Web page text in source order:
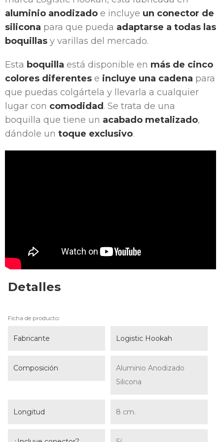
aluminio anodizado e incluye un conector de
silicona para que pueda adaptarse a todas las
boquillas y varillas del mercado.
Esta boquilla está disponible en más de cinco
colores diferentes e incluye una cadena para
que puedas colgártela y llevarla a cualquier
lugar con comodidad . Se trata de una
boquilla que tiene un acabado metalizado,
dándole un toque exclusivo.
Detalles
Ficha de producto:
Fabricante Logistic Hookah
Composición
Aluminio Anodizado
Silicona
Longitud 8 cm.